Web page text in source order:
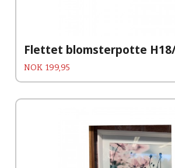
Flettet blomsterpotte
Pris
NOK 199,95